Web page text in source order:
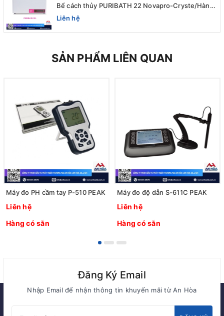
Bể cách thủy PURIBATH 22 Novapro-Cryste/Hàn
Quốc
Liên hệ
SẢN PHẨM LIÊN QUAN
Máy đo PH cầm tay P-510 PEAK
Liên hệ
Hàng có sẵn
Máy đo độ dẫn S-611C PEAK
Liên hệ
Hàng có sẵn
Đăng Ký Email
Nhập Email để nhận thông tin khuyến mãi từ An Hòa